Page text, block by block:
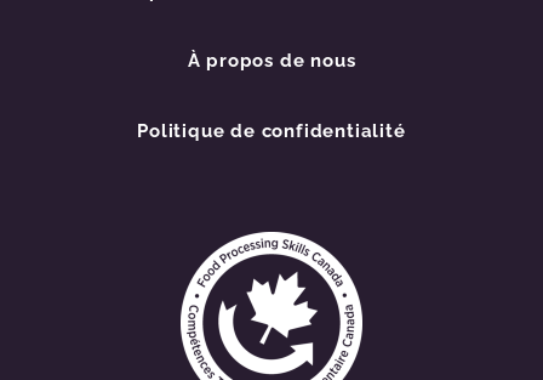
À propos de nous
Politique de confidentialité